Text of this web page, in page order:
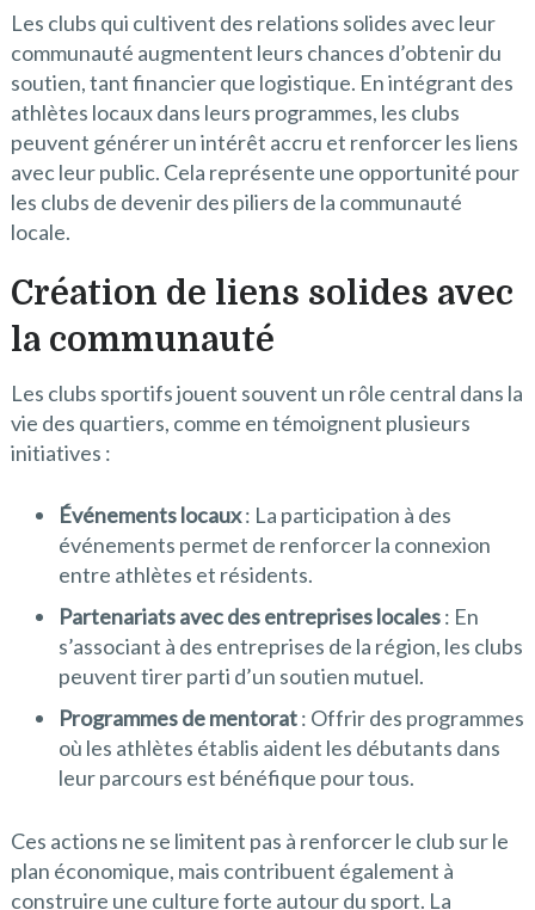
Les clubs qui cultivent des relations solides avec leur
communauté augmentent leurs chances d’obtenir du
soutien, tant financier que logistique. En intégrant des
athlètes locaux dans leurs programmes, les clubs
peuvent générer un intérêt accru et renforcer les liens
avec leur public. Cela représente une opportunité pour
les clubs de devenir des piliers de la communauté
locale.
Création de liens solides avec
la communauté
Les clubs sportifs jouent souvent un rôle central dans la
vie des quartiers, comme en témoignent plusieurs
initiatives :
Événements locaux: La participation à des
événements permet de renforcer la connexion
entre athlètes et résidents.
Partenariats avec des entreprises locales: En
s’associant à des entreprises de la région, les clubs
peuvent tirer parti d’un soutien mutuel.
Programmes de mentorat: Offrir des programmes
où les athlètes établis aident les débutants dans
leur parcours est bénéfique pour tous.
Ces actions ne se limitent pas à renforcer le club sur le
plan économique, mais contribuent également à
construire une culture forte autour du sport. La